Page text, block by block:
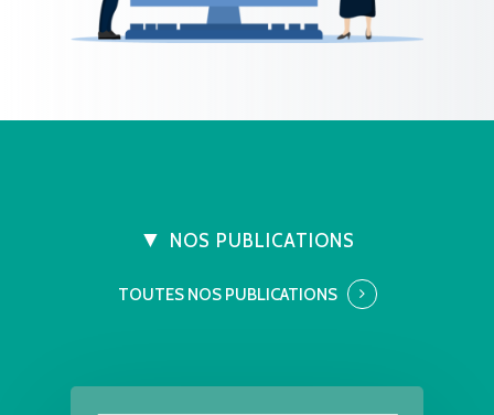
NOS PUBLICATIONS
TOUTES NOS PUBLICATIONS